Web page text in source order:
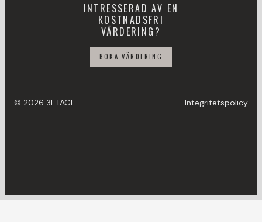
INTRESSERAD AV EN
KOSTNADSFRI
VÄRDERING?
BOKA VÄRDERING
© 2026 3ETAGE Integritetspolicy